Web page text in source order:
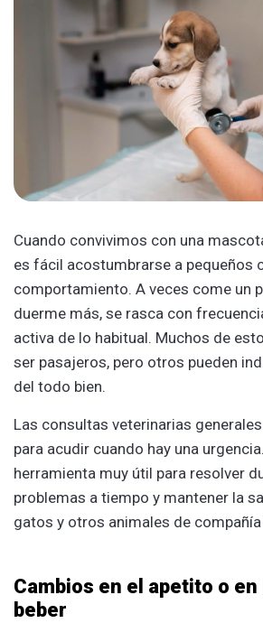
Cuando convivimos con una
es fácil acostumbrarse a pequeños
comportamiento. A veces come un
duerme más, se rasca con
activa de lo habitual. Muchos de
ser pasajeros, pero otros pueden
del todo bien.
Las consultas veterinarias
para acudir cuando hay una
herramienta muy útil para resolver
problemas a tiempo y mantener la
gatos y otros animales de
Cambios en el apetito o
beber